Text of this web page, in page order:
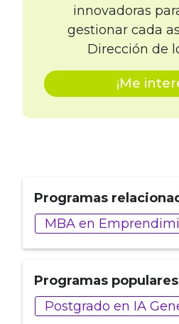
innovadoras
gestionar cada
Dirección de
¡Me
Programas
MBA en
Programas populares
Postgrado en IA